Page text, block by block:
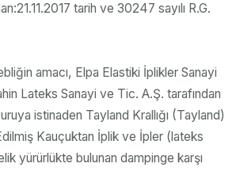
tarih ve 30247 sayılı R.G.
amacı, Elpa Elastiki İplikler Sanayi
Lateks Sanayi ve Tic. A.Ş. tarafından
istinaden Tayland Krallığı (Tayland)
Kauçuktan İplik ve İpler (lateks
yürürlükte bulunan dampinge karşı